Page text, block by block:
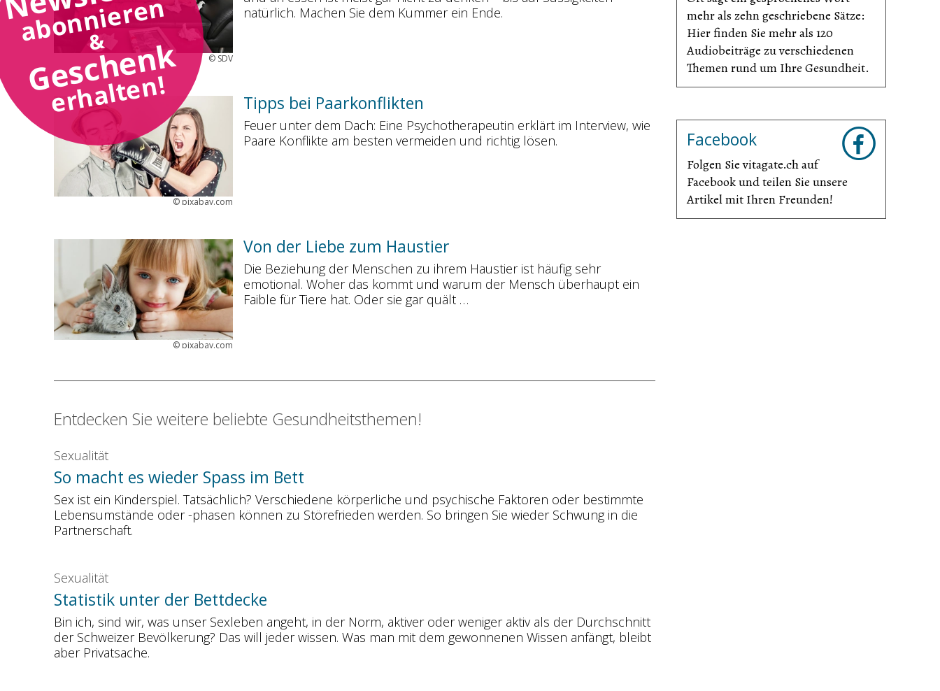
abonnieren
&
Geschenk
erhalten!
© SDV
natürlich. Machen Sie dem Kummer ein Ende.
Tipps bei Paarkonflikten
© pixabay.com
Feuer unter dem Dach: Eine Psychotherapeutin erklärt im Interview, wie
Paare Konflikte am besten vermeiden und richtig lösen.
Von der Liebe zum Haustier
© pixabay.com
Die Beziehung der Menschen zu ihrem Haustier ist häufig sehr
emotional. Woher das kommt und warum der Mensch überhaupt ein
Faible für Tiere hat. Oder sie gar quält …
Entdecken Sie weitere beliebte Gesundheitsthemen!
Sexualität
So macht es wieder Spass im Bett
Sex ist ein Kinderspiel. Tatsächlich? Verschiedene körperliche und psychische Faktoren oder bestimmte
Lebensumstände oder -phasen können zu Störefrieden werden. So bringen Sie wieder Schwung in die
Partnerschaft.
Sexualität
Statistik unter der Bettdecke
Bin ich, sind wir, was unser Sexleben angeht, in der Norm, aktiver oder weniger aktiv als der Durchschnitt
der Schweizer Bevölkerung? Das will jeder wissen. Was man mit dem gewonnenen Wissen anfängt, bleibt
aber Privatsache.
mehr als zehn geschriebene Sätze:
Hier finden Sie mehr als 120
Audiobeiträge zu verschiedenen
Themen rund um Ihre Gesundheit.
Facebook
Folgen Sie vitagate.ch auf
Facebook und teilen Sie unsere
Artikel mit Ihren Freunden!